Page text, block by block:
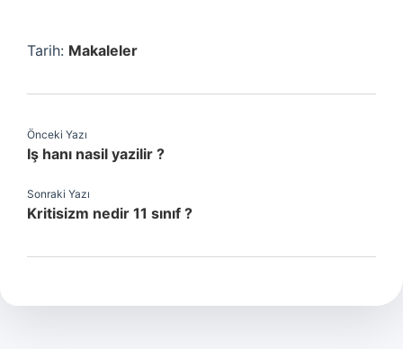
Tarih: Makaleler
Önceki Yazı
Iş hanı nasil yazilir ?
Sonraki Yazı
Kritisizm nedir 11 sınıf ?